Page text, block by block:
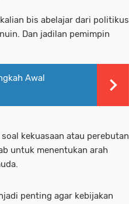
bis abelajar dari politikus
Dan jadilan pemimpin
Awal
kekuasaan atau perebutan
untuk menentukan arah
penting agar kebijakan